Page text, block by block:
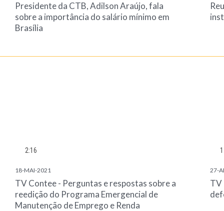
Presidente da CTB, Adilson Araújo, fala
sobre a importância do salário mínimo em
Brasília
2:16
18-MAI-2021
TV Contee - Perguntas e respostas sobre a
reedição do Programa Emergencial de
Manutenção de Emprego e Renda
27-
TV